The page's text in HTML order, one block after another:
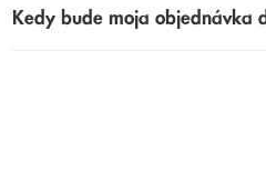
Kedy bude moja objednávka